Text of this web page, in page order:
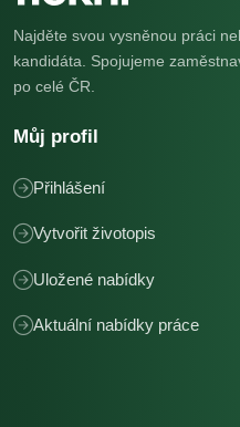
Najděte svou vysněnou práci
kandidáta. Spojujeme
po celé ČR.
Můj profil
Přihlášení
Vytvořit životopis
Uložené nabídky
Aktuální nabídky práce